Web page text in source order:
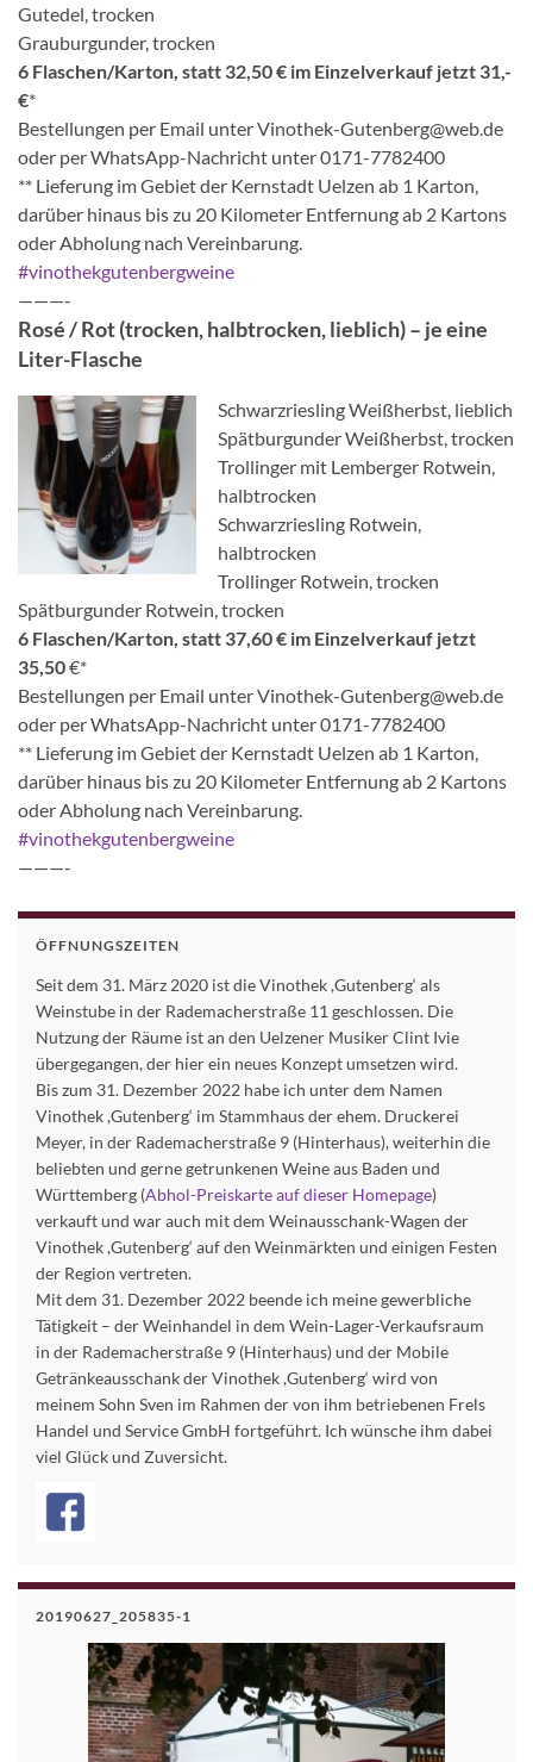
Gutedel, trocken
Grauburgunder, trocken
6 Flaschen/Karton, statt 32,50 € im Einzelverkauf jetzt 31,-
€*
Bestellungen per Email unter Vinothek-Gutenberg@web.de
oder per WhatsApp-Nachricht unter 0171-7782400
** Lieferung im Gebiet der Kernstadt Uelzen ab 1 Karton,
darüber hinaus bis zu 20 Kilometer Entfernung ab 2 Kartons
oder Abholung nach Vereinbarung.
#vinothekgutenbergweine
———-
Rosé / Rot (trocken, halbtrocken, lieblich) – je eine
Liter-Flasche
Schwarzriesling Weißherbst, lieblich
Spätburgunder Weißherbst, trocken
Trollinger mit Lemberger Rotwein,
halbtrocken
Schwarzriesling Rotwein,
halbtrocken
Trollinger Rotwein, trocken
Spätburgunder Rotwein, trocken
6 Flaschen/Karton, statt 37,60 € im Einzelverkauf jetzt
35,50€*
Bestellungen per Email unter Vinothek-Gutenberg@web.de
oder per WhatsApp-Nachricht unter 0171-7782400
** Lieferung im Gebiet der Kernstadt Uelzen ab 1 Karton,
darüber hinaus bis zu 20 Kilometer Entfernung ab 2 Kartons
oder Abholung nach Vereinbarung.
#vinothekgutenbergweine
———-
ÖFFNUNGSZEITEN
Seit dem 31. März 2020 ist die Vinothek ,Gutenberg‘ als
Weinstube in der Rademacherstraße 11 geschlossen. Die
Nutzung der Räume ist an den Uelzener Musiker Clint Ivie
übergegangen, der hier ein neues Konzept umsetzen wird.
Bis zum 31. Dezember 2022 habe ich unter dem Namen
Vinothek ,Gutenberg‘ im Stammhaus der ehem. Druckerei
Meyer, in der Rademacherstraße 9 (Hinterhaus), weiterhin die
beliebten und gerne getrunkenen Weine aus Baden und
Württemberg (Abhol-Preiskarte auf dieser Homepage)
verkauft und war auch mit dem Weinausschank-Wagen der
Vinothek ,Gutenberg‘ auf den Weinmärkten und einigen Festen
der Region vertreten.
Mit dem 31. Dezember 2022 beende ich meine gewerbliche
Tätigkeit – der Weinhandel in dem Wein-Lager-Verkaufsraum
in der Rademacherstraße 9 (Hinterhaus) und der Mobile
Getränkeausschank der Vinothek ,Gutenberg‘ wird von
meinem Sohn Sven im Rahmen der von ihm betriebenen Frels
Handel und Service GmbH fortgeführt. Ich wünsche ihm dabei
viel Glück und Zuversicht.
20190627_205835-1